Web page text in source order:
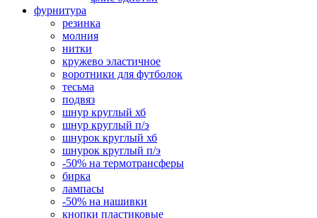
фурнитура
резинка
молния
нитки
кружево эластичное
воротники для футболок
тесьма
подвяз
шнур круглый хб
шнур круглый п/э
шнурок круглый хб
шнурок круглый п/э
-50% на термотрансферы
бирка
лампасы
-50% на нашивки
кнопки пластиковые